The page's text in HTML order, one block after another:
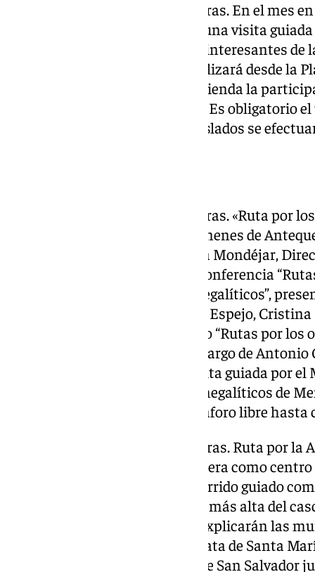
26 de octubre, de 9.30 a 13.30 horas. En el mes
del Arte Rupestre, tendrá lugar una visita
Prieta y Ermijo, uno de los más interesantes de
época neolítica. La salida se realizará desde la
de Cervantes de Álora. Se recomienda la
el aforo es limitado a 20 plazas. Es obligatorio
deportivo de montaña, y los traslados se
3 de octubre, de 17.00 a 19.30 horas. «Ruta por
del Conjunto Arqueológico Dólmenes de
correrá a cargo de Carmen Mora Mondéjar,
A continuación, se ofrecerá la conferencia
de las cuevas a los sepulcros megalíticos”,
Efrén Fernández, María del Mar Espejo,
También se presentará el folleto “Rutas por los
a la plataforma informática, a cargo de
Al finalizar, se realizará una visita guiada por el
Antequera y por los sepulcros megalíticos de
dirigida al público general, con aforo libre
6 de octubre, de 10.30 a 13:30 horas. Ruta por
destacando la ciudad de Antequera como
encrucijada de caminos. El recorrido guiado
Viejo y ascenderá hasta la zona más alta del
Pósito. Durante el trayecto, se explicarán las
las Termas romanas y la Colegiata de Santa
fortaleza, rodeándola por la calle San Salvador